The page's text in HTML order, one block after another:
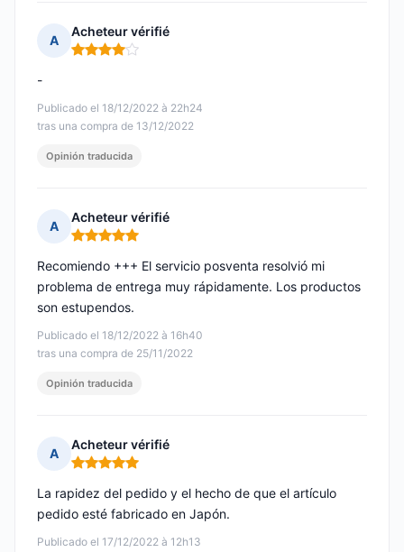
A
Acheteur vérifié
Nota: 4 de 5
Publicado el 18/12/2022 à 22h24
tras una compra de 13/12/2022
-
Opinión traducida
A
Acheteur vérifié
Nota: 5 de 5
Publicado el 18/12/2022 à 16h40
tras una compra de 25/11/2022
Recomiendo +++ El servicio posventa resolvió mi
problema de entrega muy rápidamente. Los productos
son estupendos.
Opinión traducida
A
Acheteur vérifié
Nota: 5 de 5
Publicado el 17/12/2022 à 12h13
La rapidez del pedido y el hecho de que el artículo
pedido esté fabricado en Japón.